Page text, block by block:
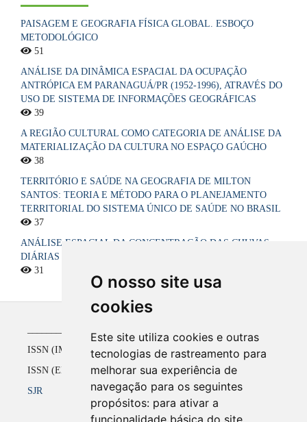
O nosso site usa
cookies
Este site utiliza cookies e outras
tecnologias de rastreamento para
melhorar sua experiência de
navegação para os seguintes
propósitos: para ativar a
funcionalidade básica do site.
PAISAGEM E GEOGRAFIA FÍSICA GLOBAL. ESBOÇO
METODOLÓGICO
51
ANÁLISE DA DINÂMICA ESPACIAL DA OCUPAÇÃO
ANTRÓPICA EM PARANAGUÁ/PR (1952-1996), ATRAVÉS DO
USO DE SISTEMA DE INFORMAÇÕES GEOGRÁFICAS
39
A REGIÃO CULTURAL COMO CATEGORIA DE ANÁLISE DA
MATERIALIZAÇÃO DA CULTURA NO ESPAÇO GAÚCHO
38
TERRITÓRIO E SAÚDE NA GEOGRAFIA DE MILTON
SANTOS: TEORIA E MÉTODO PARA O PLANEJAMENTO
TERRITORIAL DO SISTEMA ÚNICO DE SAÚDE NO BRASIL
37
ANÁLISE ESPACIAL DA CONCENTRAÇÃO DAS CHUVAS
DIÁRIAS NO ESTADO DA PARAÍBA, BRASIL
31
ISSN (IMPRESSO) 1516-4136 até 2008
ISSN (ELETRÔNICO) 2177-2738 a partir de 2009
SJR